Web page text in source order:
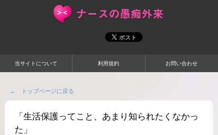
当サイトについて 利用規約 お問い合わせ
← トップページに戻る
「生活保護ってこと、あまり知られたくなかっ
た」